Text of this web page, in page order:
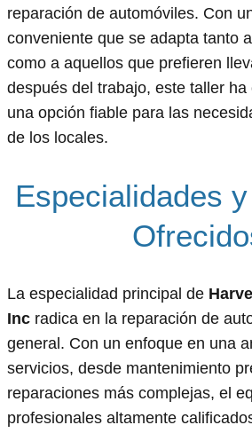
reparación de automóviles. Con
conveniente que se adapta tanto
como a aquellos que prefieren
después del trabajo, este taller
una opción fiable para las
de los locales.
Especialidades
La especialidad principal de
Inc radica en la reparación de
general. Con un enfoque en una
servicios, desde mantenimiento
reparaciones más complejas, el
profesionales altamente